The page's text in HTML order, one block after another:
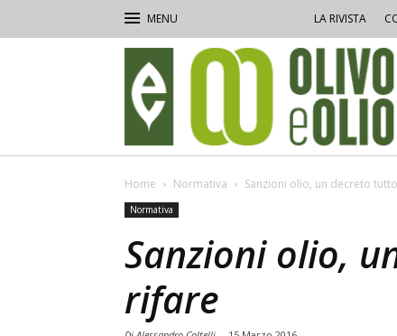
LA RIVISTA
e
Olio
Home Normativa Sanzioni olio, un decreto
Normativa
Sanzioni olio,
rifare